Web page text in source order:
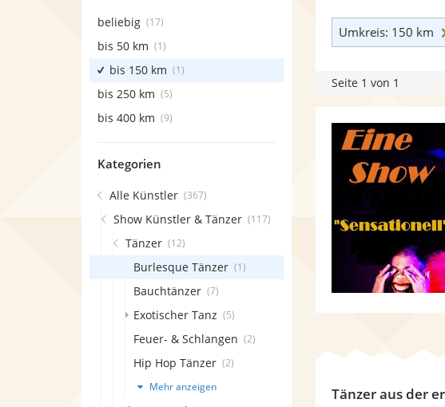
Umkreis: 150 km
Seite 1 von 1
Tänzer aus der
beliebig (17)
bis 50 km (1)
bis 150 km (1)
bis 250 km (5)
bis 400 km (9)
Kategorien
Alle Künstler (367)
Show Künstler & Tänzer (117)
Tänzer (12)
Burlesque Tänzer (1)
Bauchtänzer (7)
Exotischer Tanz (5)
Feuer- & Schlangen (2)
Hip Hop Tänzer (2)
Mehr anzeigen